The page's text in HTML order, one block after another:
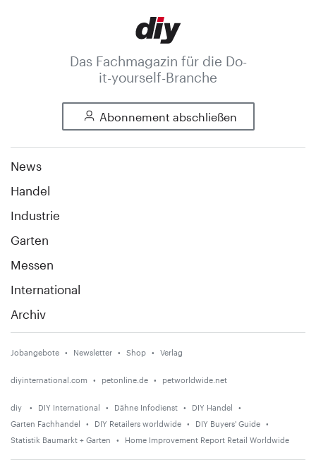
Das Fachmagazin für die Do-
it-yourself-Branche
Abonnement abschließen
News
Handel
Industrie
Garten
Messen
International
Archiv
Jobangebote Newsletter Shop Verlag
diyinternational.com petonline.de petworldwide.net
diy DIY International Dähne Infodienst
DIY Handel
Garten Fachhandel
DIY Retailers worldwide
DIY Buyers' Guide
Statistik Baumarkt + Garten
Home Improvement Report Retail Worldwide